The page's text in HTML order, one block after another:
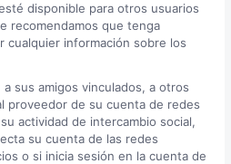
disponible para otros usuarios
recomendamos que tenga
cualquier información sobre los
sus amigos vinculados, a otros
proveedor de su cuenta de redes
actividad de intercambio social,
su cuenta de las redes
o si inicia sesión en la cuenta de